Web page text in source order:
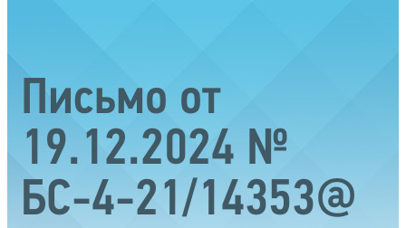
Письмо от
19.12.2024 №
БС-4-21/14353@